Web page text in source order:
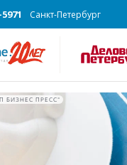
Санкт-Петербург
БИЗНЕС ПРЕСС"